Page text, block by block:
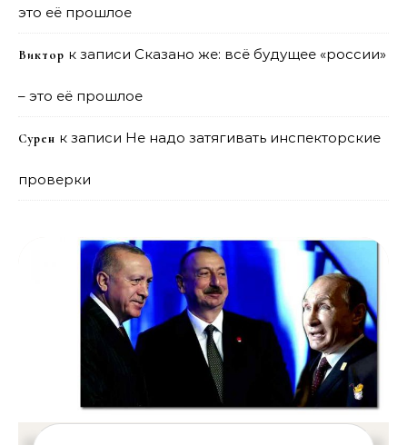
это её прошлое
Виктор к записи Сказано же: всё будущее «россии»
– это её прошлое
Сурен к записи Не надо затягивать инспекторские
проверки